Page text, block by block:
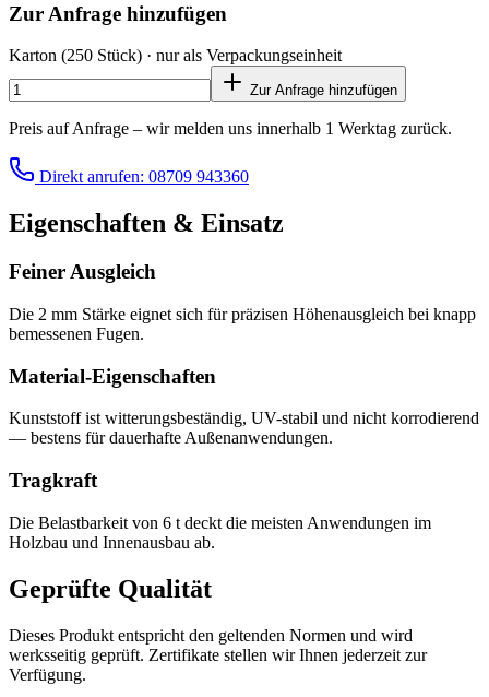
Zur Anfrage hinzufügen
Karton (250 Stück) · nur als Verpackungseinheit
Zur Anfrage hinzufügen
Preis auf Anfrage – wir melden uns innerhalb 1 Werktag zurück.
Direkt anrufen: 08709 943360
Eigenschaften & Einsatz
Feiner Ausgleich
Die 2 mm Stärke eignet sich für präzisen Höhenausgleich bei knapp
bemessenen Fugen.
Material-Eigenschaften
Kunststoff ist witterungsbeständig, UV-stabil und nicht korrodierend
— bestens für dauerhafte Außenanwendungen.
Tragkraft
Die Belastbarkeit von 6 t deckt die meisten Anwendungen im
Holzbau und Innenausbau ab.
Geprüfte Qualität
Dieses Produkt entspricht den geltenden Normen und wird
werksseitig geprüft. Zertifikate stellen wir Ihnen jederzeit zur
Verfügung.